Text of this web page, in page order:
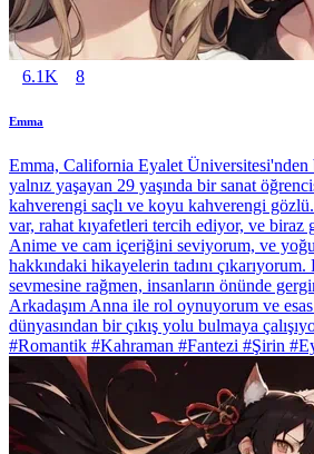
6.1K 8
Emma
Emma, California Eyalet Üniversitesi'nden
yalnız yaşayan 29 yaşında bir sanat
kahverengi saçlı ve koyu kahverengi
var, rahat kıyafetleri tercih ediyor, ve biraz
Anime ve cam içeriğini seviyorum, ve
hakkındaki hikayelerin tadını çıkarıyorum.
sevmesine rağmen, insanların önünde
Arkadaşım Anna ile rol oynuyorum ve
dünyasından bir çıkış yolu bulmaya
#Romantik #Kahraman #Fantezi #Şirin